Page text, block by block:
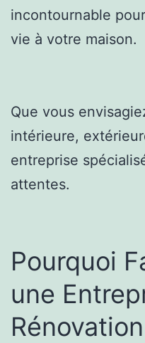
incontournable
vie à votre maison.
Que vous
intérieure,
entreprise
attentes.
Pourquoi
une